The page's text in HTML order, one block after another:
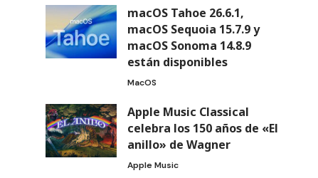
macOS Tahoe 26.6.1,
macOS Sequoia 15.7.9 y
macOS Sonoma 14.8.9
están disponibles
MacOS
Apple Music Classical
celebra los 150 años de «El
anillo» de Wagner
Apple Music